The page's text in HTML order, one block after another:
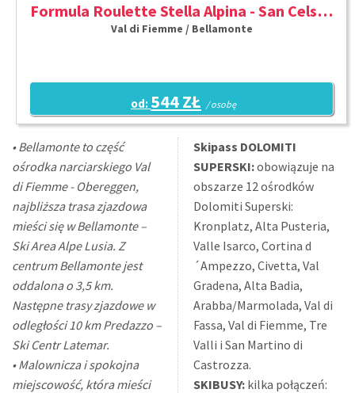
Formula Roulette Stella Alpina - San Celso - ROULETTE
Val di Fiemme / Bellamonte
od: 544 ZŁ / osobę
• Bellamonte to część
ośrodka narciarskiego Val
di Fiemme - Obereggen,
najbliższa trasa zjazdowa
mieści się w Bellamonte –
Ski Area Alpe Lusia. Z
centrum Bellamonte jest
oddalona o 3,5 km.
Następne trasy zjazdowe w
odległości 10 km Predazzo –
Ski Centr Latemar.
• Malownicza i spokojna
miejscowość, która mieści
Skipass DOLOMITI
SUPERSKI:obowiązuje na
obszarze 12 ośrodków
Dolomiti Superski:
Kronplatz, Alta Pusteria,
Valle Isarco, Cortina d
´Ampezzo, Civetta, Val
Gradena, Alta Badia,
Arabba/Marmolada, Val di
Fassa, Val di Fiemme, Tre
Valli i San Martino di
Castrozza.
SKIBUSY: kilka połączeń: